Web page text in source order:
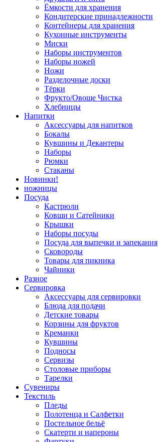
Ёмкости для хранения
Кондитерские принадлежности
Контейнеры для хранения
Кухонные инструменты
Миски
Наборы инструментов
Наборы ножей
Ножи
Разделочные доски
Тёрки
Фрукто/Овоще Чистка
Хлебницы
Напитки
Аксессуары для напитков
Бокалы
Кувшины и Декантеры
Наборы
Рюмки
Стаканы
Новинки!
ножницы
Посуда
Кастрюли
Ковши и Сатейники
Крышки
Наборы посуды
Посуда для выпечки и запекания
Сковороды
Товары для пикника
Чайники
Разное
Сервировка
Аксессуары для сервировки
Блюда для подачи
Детские товары
Корзины для фруктов
Креманки
Кувшины
Подносы
Сервизы
Столовые приборы
Тарелки
Сувениры
Текстиль
Пледы
Полотенца и Салфетки
Постельное бельё
Скатерти и напероны